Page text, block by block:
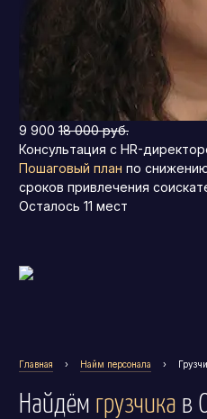
9 900 18 000 руб.
Консультация с HR-
Пошаговый план по
сроков привлечения
Осталось 11 мест
Главная › Найм персонала ›
Найдём грузчика в